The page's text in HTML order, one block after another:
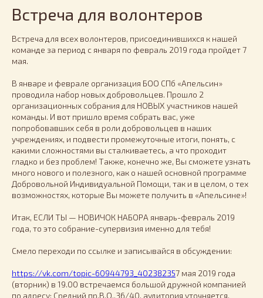
Встреча для волонтеров
Встреча для всех волонтеров, присоединившихся к нашей
команде за период с января по февраль 2019 года пройдет 7
мая.
В январе и феврале организация БОО СПб «Апельсин»
проводила набор новых добровольцев. Прошло 2
организационных собрания для НОВЫХ участников нашей
команды. И вот пришло время собрать вас, уже
попробовавших себя в роли добровольцев в наших
учреждениях, и подвести промежуточные итоги, понять, с
какими сложностями вы сталкиваетесь, а что проходит
гладко и без проблем! Также, конечно же, Вы сможете узнать
много нового и полезного, как о нашей основной программе
Добровольной Индивидуальной Помощи, так и в целом, о тех
возможностях, которые Вы можете получить в «Апельсине»!
Итак, ЕСЛИ ТЫ — НОВИЧОК НАБОРА январь-февраль 2019
года, то это собрание-супервизия именно для тебя!
Смело переходи по ссылке и записывайся в обсуждении:
https://vk.com/topic-60944793_402382357 мая 2019 года
(вторник) в 19.00 встречаемся большой дружной компанией
по адресу: Средний пр.В.О.,36/40, аудитория уточняется.